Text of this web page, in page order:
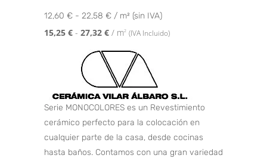
12,60 € - 22,58 € / m² (sin IVA)
15,25 € - 27,32 € / m2 (IVA Incluido)
Serie MONOCOLORES es un Revestimiento
cerámico perfecto para la colocación en
cualquier parte de la casa, desde cocinas
hasta baños. Contamos con una gran variedad